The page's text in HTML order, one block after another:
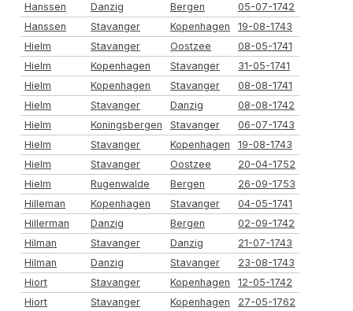
Hanssen
Danzig Bergen
05-07-1742
Hanssen
Stavanger Kopenhagen
19-08-1743
Hielm
Stavanger Oostzee
08-05-1741
Hielm
Kopenhagen Stavanger
31-05-1741
Hielm
Kopenhagen Stavanger
08-08-1741
Hielm
Stavanger Danzig
08-08-1742
Hielm
Koningsbergen Stavanger
06-07-1743
Hielm
Stavanger Kopenhagen
19-08-1743
Hielm
Stavanger Oostzee
20-04-1752
Hielm
Rugenwalde Bergen
26-09-1753
Hilleman
Kopenhagen Stavanger
04-05-1741
Hillerman
Danzig Bergen
02-09-1742
Hilman
Stavanger Danzig
21-07-1743
Hilman
Danzig Stavanger
23-08-1743
Hiort
Stavanger Kopenhagen
12-05-1742
Hiort
Stavanger Kopenhagen
27-05-1762